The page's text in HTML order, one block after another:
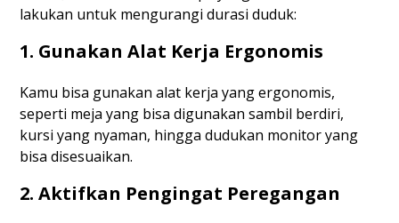
lakukan untuk mengurangi durasi duduk:
1. Gunakan Alat Kerja Ergonomis
Kamu bisa gunakan alat kerja yang ergonomis,
seperti meja yang bisa digunakan sambil berdiri,
kursi yang nyaman, hingga dudukan monitor yang
bisa disesuaikan.
2. Aktifkan Pengingat Peregangan